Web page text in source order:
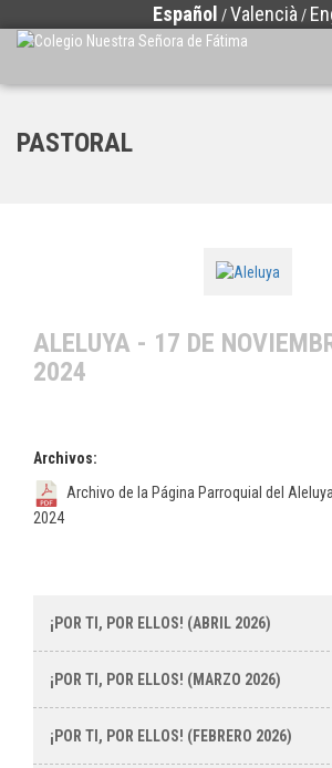
Español /Valencià /
PASTORAL
ALELUYA - 17 DE
2024
Archivos:
Archivo de la Página Parroquial del
2024
¡POR TI, POR ELLOS! (ABRIL 2026)
¡POR TI, POR ELLOS! (MARZO 2026)
¡POR TI, POR ELLOS! (FEBRERO 2026)